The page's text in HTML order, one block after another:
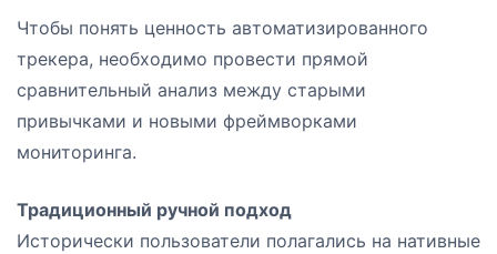
Чтобы понять ценность автоматизированного
трекера, необходимо провести прямой
сравнительный анализ между старыми
привычками и новыми фреймворками
мониторинга.
Традиционный ручной подход
Исторически пользователи полагались на нативные